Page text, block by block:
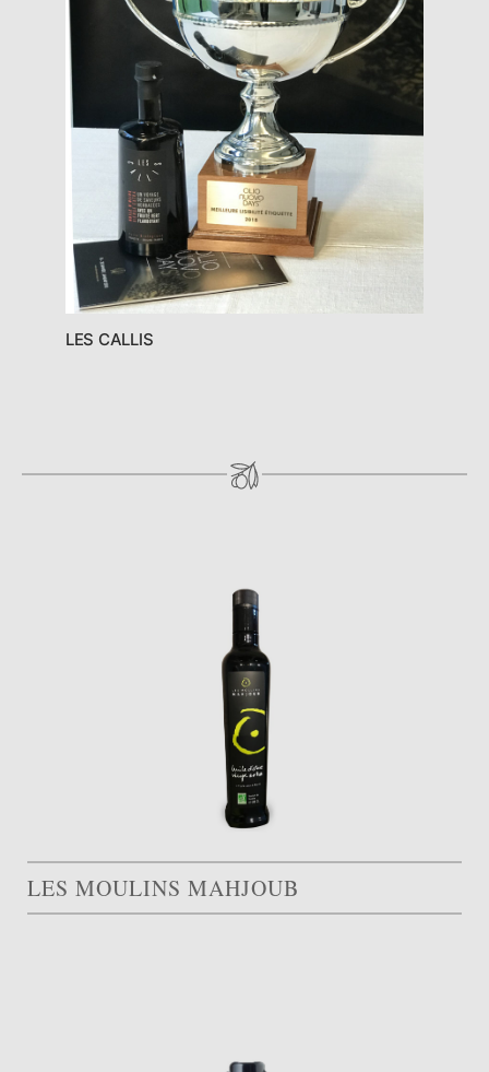
LES CALLIS
LES MOULINS MAHJOUB